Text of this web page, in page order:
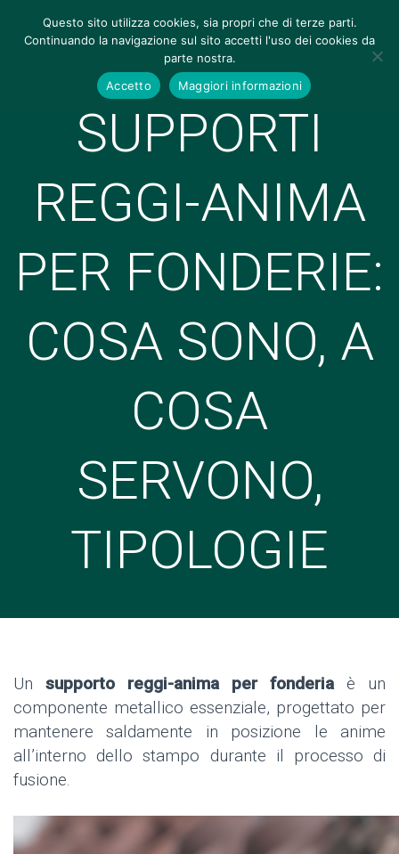
SUPPORTI
REGGI-ANIMA
PER FONDERIE:
COSA SONO, A
COSA
SERVONO,
TIPOLOGIE
Un supporto reggi-anima per fonderiaè un
componente metallico essenziale, progettato per
mantenere saldamente in posizione le anime
all’interno dello stampo durante il processo di
fusione.
Questo sito utilizza cookies, sia propri che di terze parti.
Continuando la navigazione sul sito accetti l'uso dei cookies da
parte nostra.
Accetto
Maggiori informazioni